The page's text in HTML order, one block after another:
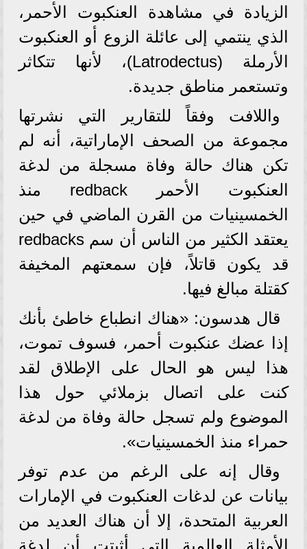
الزيادة في مشاهدة العنكبوت الأحمر،
الذي ينتمي إلى عائلة الزوع أو العنكبوت
الأرملة (Latrodectus)، لأنها تتكاثر
وتستعمر مناطق جديدة.
واللافت وفقاً للتقارير التي نشرتها
مجموعة من الصحف الإماراتية، أنه لم
تكن هناك حالة وفاة مسجلة من لدغة
العنكبوت الأحمر redback منذ
الخمسينيات من القرن الماضي في حين
يعتقد الكثير من الناس أن سم redbacks
قد يكون قاتلاً، فإن سمعتهم المخيفة
كقتلة مبالغ فيها.
قال هدسون: «هناك انطباع خاطئ بأنك
إذا عضك عنكبوت أحمر، فسوف تموت،
هذا ليس هو الحال على الإطلاق لقد
كنت على اتصال بزملائي حول هذا
الموضوع ولم تسجل حالة وفاة من لدغة
حمراء منذ الخمسينيات».
وقال إنه على الرغم من عدم توفر
بيانات عن لدغات العنكبوت في الإمارات
العربية المتحدة، إلا أن هناك العديد من